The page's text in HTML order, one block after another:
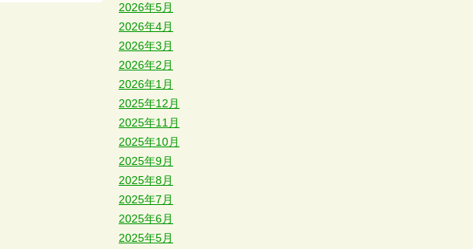
2026年5月
2026年4月
2026年3月
2026年2月
2026年1月
2025年12月
2025年11月
2025年10月
2025年9月
2025年8月
2025年7月
2025年6月
2025年5月